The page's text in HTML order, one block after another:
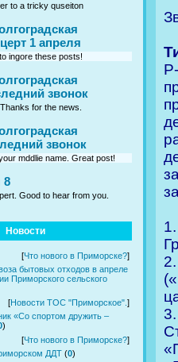
to a tricky quseiton
1 апреля
ingore these posts!
звонок
for the news.
звонок
mddlie name. Great post!
8
Good to hear from you.
Новости
[Что нового в Приморске?]
бытовых отходов в апреле
Приморского сельского
[Новости ТОС "Приморское". ]
«Со спортом дружить –
)
[Что нового в Приморске?]
ДДТ (0)